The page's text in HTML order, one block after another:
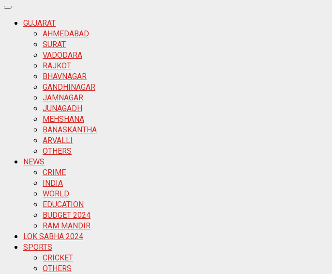
GUJARAT
AHMEDABAD
SURAT
VADODARA
RAJKOT
BHAVNAGAR
GANDHINAGAR
JAMNAGAR
JUNAGADH
MEHSHANA
BANASKANTHA
ARVALLI
OTHERS
NEWS
CRIME
INDIA
WORLD
EDUCATION
BUDGET 2024
RAM MANDIR
LOK SABHA 2024
SPORTS
CRICKET
OTHERS